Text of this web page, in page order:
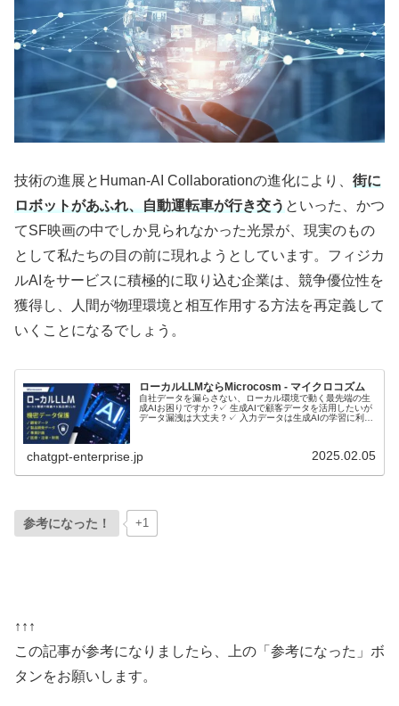
技術の進展とHuman-AI Collaborationの進化により、 街に
ロボットがあふれ、自動運転車が行き交う といった、かつ
てSF映画の中でしか見られなかった光景が、現実のもの
として私たちの目の前に現れようとしています。フィジカ
ルAIをサービスに積極的に取り込む企業は、競争優位性を
獲得し、人間が物理環境と相互作用する方法を再定義して
いくことになるでしょう。
ローカルLLMならMicrocosm - マイクロコズム
自社データを漏らさない、ローカル環境で動く最先端の生
成AIお困りですか ?✓ 生成AIで顧客データを活用したいが
データ漏洩は大丈夫？✓ 入力データは生成AIの学習に利用
chatgpt-enterprise.jp 2025.02.05
参考になった！ +1
↑↑↑
この記事が参考になりましたら、上の「参考になった」ボ
タンをお願いします。